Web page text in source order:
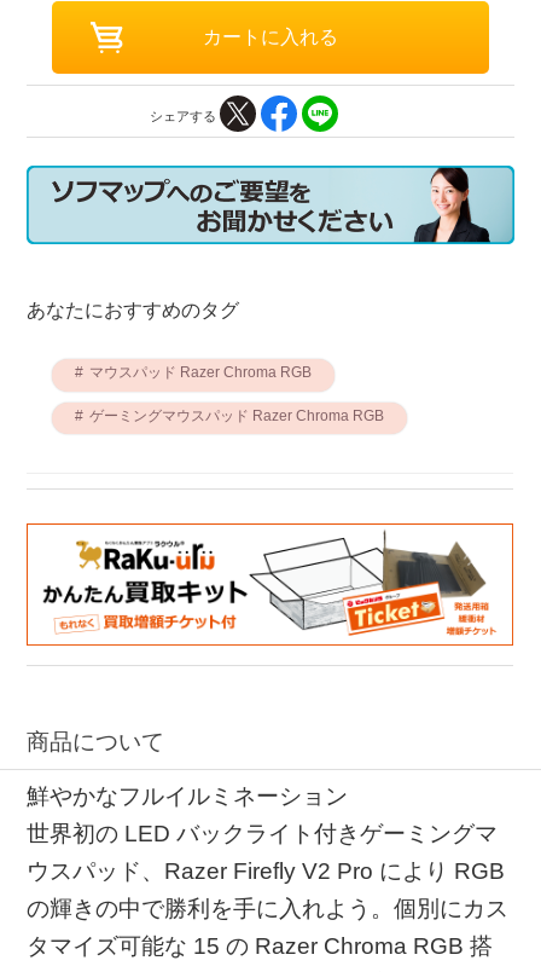
シェアする
あなたにおすすめのタグ
マウスパッド Razer Chroma RGB
ゲーミングマウスパッド Razer Chroma RGB
商品について
鮮やかなフルイルミネーション
世界初の LED バックライト付きゲーミングマ
ウスパッド、Razer Firefly V2 Pro により RGB
の輝きの中で勝利を手に入れよう。個別にカス
タマイズ可能な 15 の Razer Chroma RGB 搭